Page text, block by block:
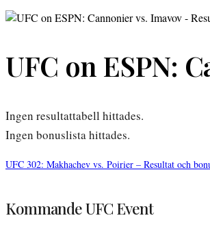
UFC on ESPN:
Ingen resultattabell hittades.
Ingen bonuslista hittades.
UFC 302: Makhachev vs. Poirier – Resultat och
Kommande UFC Event